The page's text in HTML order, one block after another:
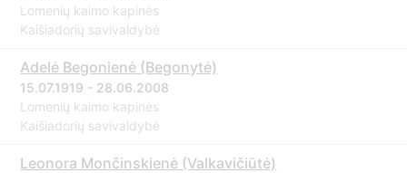
Lomenių kaimo kapinės
Kaišiadorių savivaldybė
Adelė Begonienė (Begonytė)
15.07.1919 - 28.06.2008
Lomenių kaimo kapinės
Kaišiadorių savivaldybė
Leonora Mončinskienė (Valkavičiūtė)